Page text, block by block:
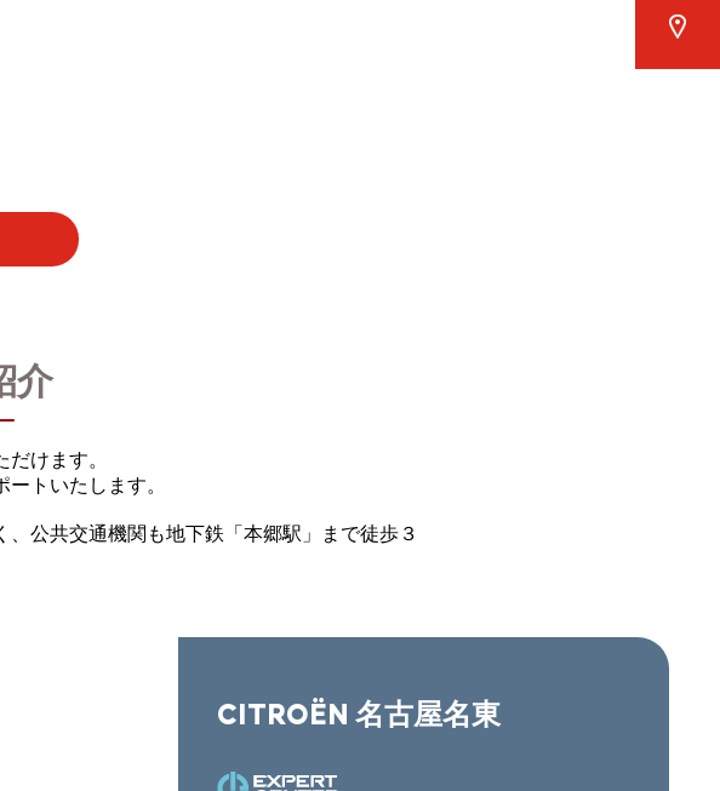
介
けます。
トいたします。
公共交通機関も地下鉄「本郷駅」まで徒歩３
CITROËN 名古屋名東